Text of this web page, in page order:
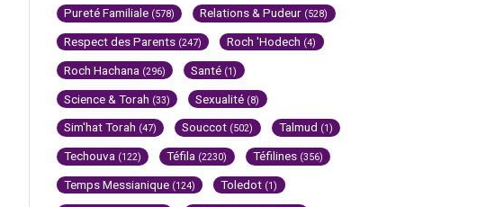
Pureté Familiale (578) Relations & Pudeur (528)
Respect des Parents (247) Roch 'Hodech (4)
Roch Hachana (296) Santé (1)
Science & Torah (33) Sexualité (8)
Sim'hat Torah (47) Souccot (502) Talmud (1)
Techouva (122) Téfila (2230) Téfilines (356)
Temps Messianique (124) Toledot (1)